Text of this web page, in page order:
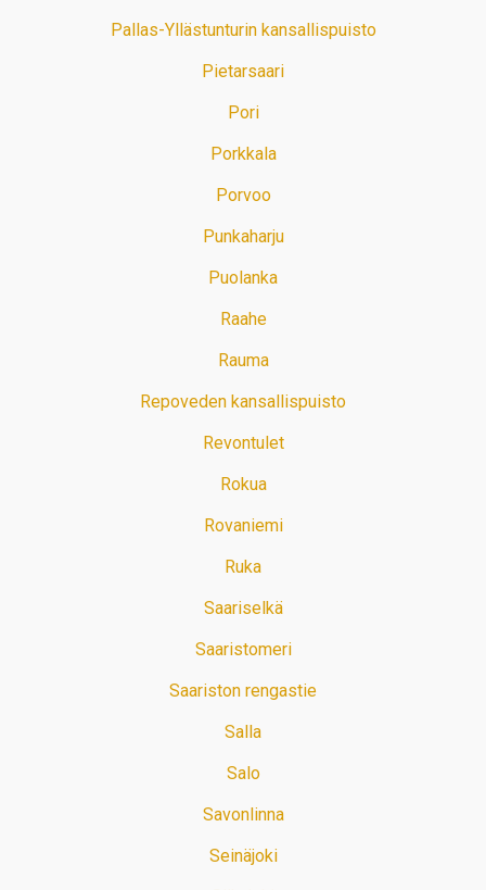
Pallas-Yllästunturin kansallispuisto
Pietarsaari
Pori
Porkkala
Porvoo
Punkaharju
Puolanka
Raahe
Rauma
Repoveden kansallispuisto
Revontulet
Rokua
Rovaniemi
Ruka
Saariselkä
Saaristomeri
Saariston rengastie
Salla
Salo
Savonlinna
Seinäjoki